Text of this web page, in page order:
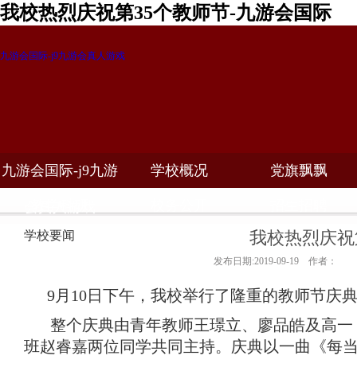
我校热烈庆祝第35个教师节-九游会国际
九游会国际-j9九游会真人游戏
九游会国际-j9九游 学校概况 党旗飘飘
学校要闻 我校热烈庆
发布日期:2019-09-19 作者：
9月10日下午，我校举行了隆重的教师节庆
整个庆典由青年教师王璟立、廖品皓及高
班赵睿嘉两位同学共同主持。庆典以一曲《每